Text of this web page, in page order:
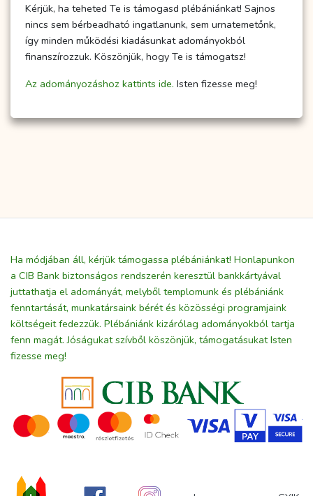
Kérjük, ha teheted Te is támogasd plébániánkat! Sajnos
nincs sem bérbeadható ingatlanunk, sem urnatemetőnk,
így minden működési kiadásunkat adományokból
finanszírozzuk. Köszönjük, hogy Te is támogatsz!
Az adományozáshoz kattints ide. Isten fizesse meg!
Ha módjában áll, kérjük támogassa plébániánkat! Honlapunkon
a CIB Bank biztonságos rendszerén keresztül bankkártyával
juttathatja el adományát, melyből templomunk és plébániánk
fenntartását, munkatársaink bérét és közösségi programjaink
költségeit fedezzük. Plébániánk kizárólag adományokból tartja
fenn magát. Jóságukat szívből köszönjük, támogatásukat Isten
fizesse meg!